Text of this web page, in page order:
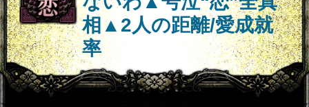
かに致しましょう。どんな結末も受
け止める準備をして、ご覧下さい。
鑑定項目